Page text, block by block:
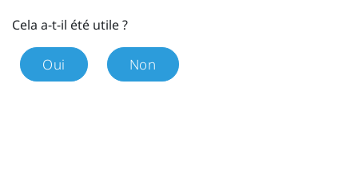
Cela a-t-il été utile ?
Oui Non